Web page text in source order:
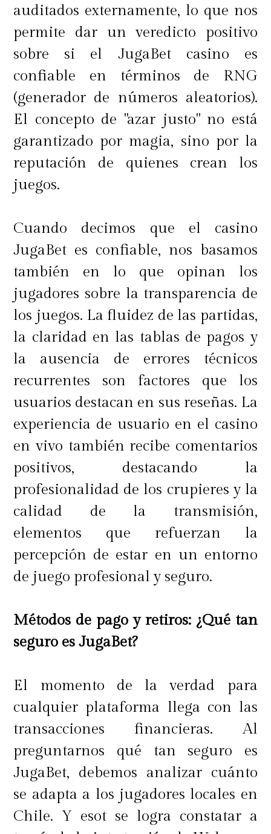
numerosas oportunidades para
aquellos que saben buscar. Sitios de
e-commerce, promociones y eventos
como el Black Friday o el Cyber
Monday aparecen como momentos
ideales para conseguir buenos
precios. Pero más allá de estos
eventos puntuales, existen otras
estrategias que permiten encontrar
Comparación de precios
Comparar precios entre diferentes
tiendas es una de las técnicas más
efectivas para encontrar ofertas.
Hoy en día,existen sitios web y
aplicaciones que facilitan esta tarea
al mostrar las fluctuaciones de
preciosde un producto en varias
tiendas, lo que permite tomar una
decisión informada.
Cupones y descuentos adicionales
También se pueden aprovechar
de fidelidad para obtener precios
aún más bajos. Muchas tiendas
ofrecen cupones a través de
newsletters o promociones
exclusivas para suscriptores, y
algunas tarjetas de crédito ofrecen
descuentos adicionales en ciertas
auditados externamente, lo que nos
permite dar un veredicto positivo
sobre si el JugaBet casino es
confiable en términos de RNG
(generador de números aleatorios).
El concepto de "azar justo" no está
garantizado por magia, sino por la
reputación de quienes crean los
juegos.
Cuando decimos que el casino
JugaBet es confiable, nos basamos
también en lo que opinan los
jugadores sobre la transparencia de
los juegos. La fluidez de las partidas,
la claridad en las tablas de pagos y
la ausencia de errores técnicos
recurrentes son factores que los
usuarios destacan en sus reseñas. La
experiencia de usuario en el casino
en vivo también recibe comentarios
positivos, destacando la
profesionalidad de los crupieres y la
calidad de la transmisión,
elementos que refuerzan la
percepción de estar en un entorno
de juego profesional y seguro.
Métodos de pago y retiros: ¿Qué tan
seguro es JugaBet?
El momento de la verdad para
cualquier plataforma llega con las
transacciones financieras. Al
preguntarnos qué tan seguro es
JugaBet, debemos analizar cuánto
se adapta a los jugadores locales en
Chile. Y esot se logra constatar a